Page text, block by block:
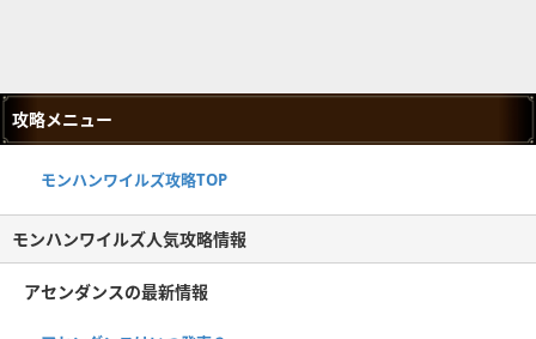
攻略メニュー
モンハンワイルズ攻略TOP
モンハンワイルズ人気攻略情報
アセンダンスの最新情報